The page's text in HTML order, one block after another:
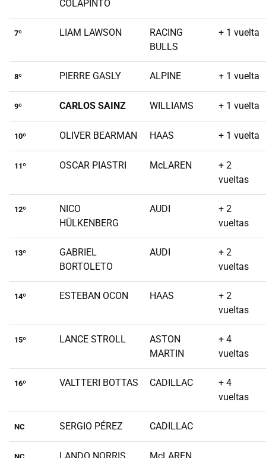
COLAPINTO
7º LIAM LAWSON
RACING
BULLS
+ 1 vuelta
8º PIERRE GASLY ALPINE + 1 vuelta
9º CARLOS SAINZ WILLIAMS + 1 vuelta
10º OLIVER BEARMAN HAAS + 1 vuelta
11º OSCAR PIASTRI McLAREN
+ 2
vueltas
12º
NICO
HÜLKENBERG
AUDI
+ 2
vueltas
13º
GABRIEL
BORTOLETO
AUDI
+ 2
vueltas
14º ESTEBAN OCON HAAS
+ 2
vueltas
15º LANCE STROLL
ASTON
MARTIN
+ 4
vueltas
16º VALTTERI BOTTAS CADILLAC
+ 4
vueltas
NC SERGIO PÉREZ CADILLAC
LANDO NORRIS McLAREN